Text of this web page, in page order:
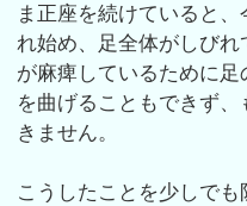
ま正座を続けていると
れ始め、足全体がしび
が麻痺しているために
を曲げることもできず
きません。
こうしたことを少しで